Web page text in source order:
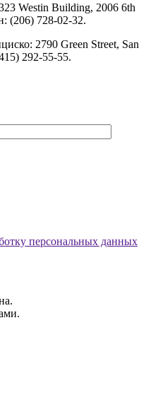
Westin Building, 2006 6th
(206) 728-02-32.
2790 Green Street, San
292-55-55.
персональных данных